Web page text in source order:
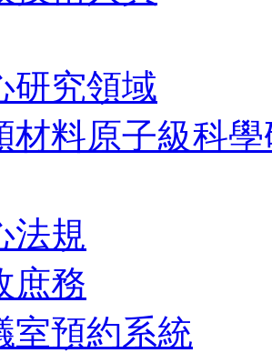
研究領域
材料原子級科
法規
庶務
室預約系統